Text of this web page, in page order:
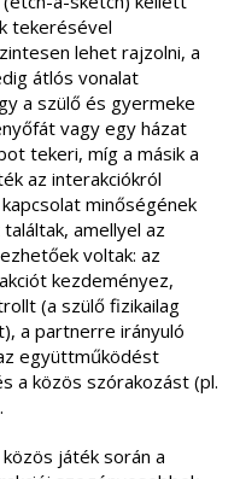
tekerésével
lehet rajzolni, a
átlós vonalat
a szülő és gyermeke
vagy egy házat
tekeri, míg a másik a
az interakciókról
minőségének
amellyel az
voltak: az
kezdeményez,
(a szülő fizikailag
a partnerre irányuló
együttműködést
a közös szórakozást (pl.
játék során a